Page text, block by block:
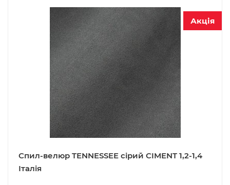
Акція
Спил-велюр TENNESSEE сірий CIMENT 1,2-1,4
Італія